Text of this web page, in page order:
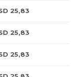
25,83
25,83
25,83